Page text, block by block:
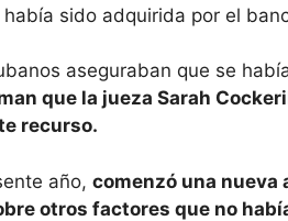
sido adquirida por el
aseguraban que se
que la jueza Sarah
recurso.
año, comenzó una nueva
otros factores que no